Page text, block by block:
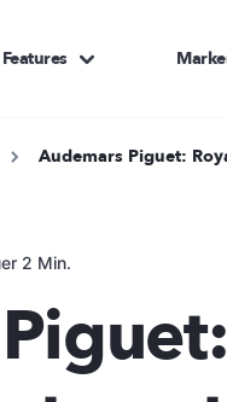
Features
Audemars Piguet:
2 Min.